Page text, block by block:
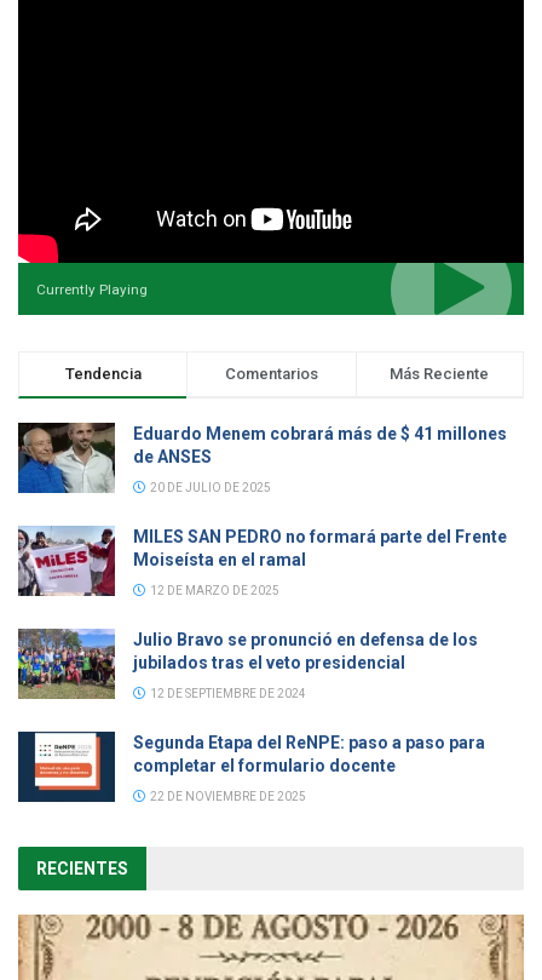
Currently Playing
Tendencia Comentarios Más Reciente
Eduardo Menem cobrará más de $ 41 millones
de ANSES
20 DE JULIO DE 2025
MILES SAN PEDRO no formará parte del Frente
Moiseísta en el ramal
12 DE MARZO DE 2025
Julio Bravo se pronunció en defensa de los
jubilados tras el veto presidencial
12 DE SEPTIEMBRE DE 2024
Segunda Etapa del ReNPE: paso a paso para
completar el formulario docente
22 DE NOVIEMBRE DE 2025
RECIENTES